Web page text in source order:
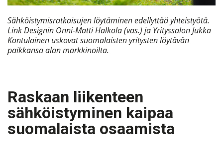
Sähköistymisratkaisujen löytäminen edellyttää yhteistyötä.
Link Designin Onni-Matti Halkola (vas.) ja Yrityssalon Jukka
Kontulainen uskovat suomalaisten yritysten löytävän
paikkansa alan markkinoilta.
Raskaan liikenteen
sähköistyminen kaipaa
suomalaista osaamista